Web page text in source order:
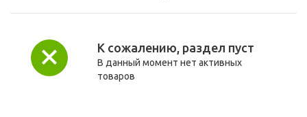
К сожалению, раздел пуст
В данный момент нет активных
товаров